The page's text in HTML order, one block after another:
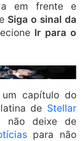
em frente e
Siga o sinal da
Ir para o
capítulo do
de Stellar
não deixe de
para não